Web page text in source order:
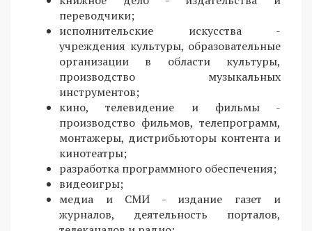
переводчики;
исполнительские искусства -
учреждения культуры, образовательные
организации в области культуры,
производство музыкальных
инструментов;
кино, телевидение и фильмы -
производство фильмов, телепрограмм,
монтажеры, дистрибьюторы контента и
кинотеатры;
разработка программного обеспечения;
видеоигры;
медиа и СМИ - издание газет и
журналов, деятельность порталов,